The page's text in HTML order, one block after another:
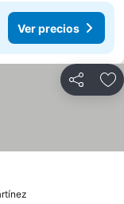
Ver precios
Compartir